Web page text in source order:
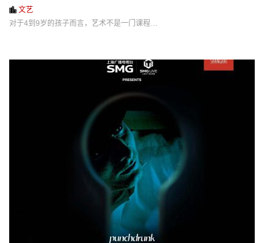
文艺
对于4到9岁的孩子而言，艺术不是一门课程…